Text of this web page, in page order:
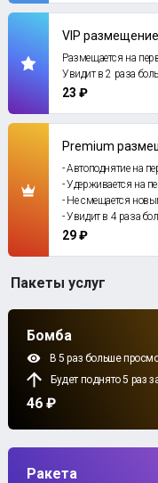
VIP размещение
Размещается на
Увидит в 2 раза
23 ₽
Premium
- Автоподнятие на
- Удерживается на
- Не смещается
- Увидит в 4 раза
29 ₽
Пакеты услуг
Бомба
В 5 раз больше
Будет поднято 5 раз
46 ₽
Ракета